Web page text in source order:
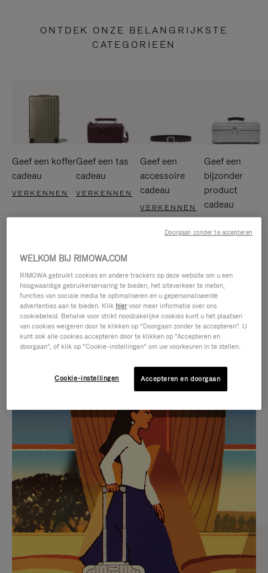
ONTDEK ONZE BELANGRIJKSTE
CATEGORIEËN
Geef een koffer
cadeau
VERKENNEN
Geef een tas
cadeau
VERKENNEN
Geef een
accessoire
cadeau
VERKENNEN
Geef een
bijzonder
product
cadeau
IS
NIET
GEPAUZEERD,
DRUK
OP
OM
TE
PAUZEREN
GELUID
VAN
DE
VIDEO
IS
UITGESCHAKELD.
DRUK
HIER
SELECTIE VAN GESCHENKEN
Ontdek de perfecte metgezel
voor elke reis
WELKOM BIJ RIMOWA.COM
RIMOWA gebruikt cookies en andere trackers op deze website om u een
hoogwaardige gebruikerservaring te bieden, het siteverkeer te meten,
functies van sociale media te optimaliseren en u gepersonaliseerde
advertenties aan te bieden. Klik hiervoor meer informatie over ons
cookiebeleid. Behalve voor strikt noodzakelijke cookies kunt u het plaatsen
van cookies weigeren door te klikken op “Doorgaan zonder te accepteren”. U
kunt ook alle cookies accepteren door te klikken op “Accepteren en
doorgaan”, of klik op “Cookie-instellingen” om uw voorkeuren in te stellen.
Cookie-instellingen Accepteren en doorgaan
Doorgaan zonder te accepteren